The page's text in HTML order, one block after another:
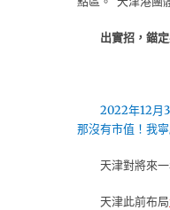
出實招，錨
2022年12月
那沒有市值！我
天津對將來
天津此前布局